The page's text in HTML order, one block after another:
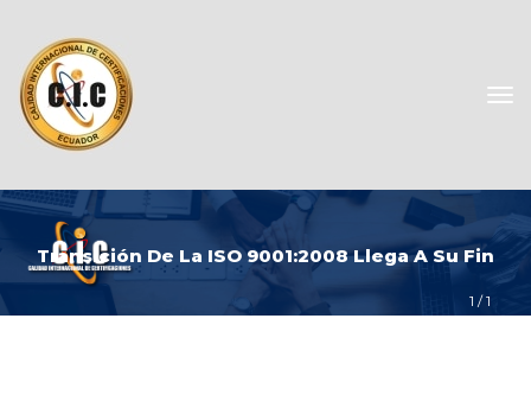
1 / 1
Transición De La ISO 9001:2008 Llega A Su Fin